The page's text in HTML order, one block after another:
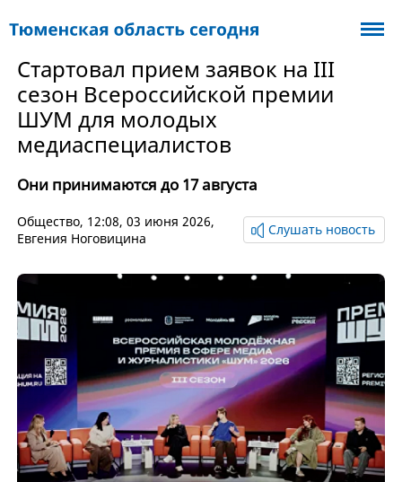
Стартовал прием заявок на III
сезон Всероссийской премии
ШУМ для молодых
медиаспециалистов
Они принимаются до 17 августа
Общество, 12:08, 03 июня 2026,
Евгения Ноговицина
Слушать новость